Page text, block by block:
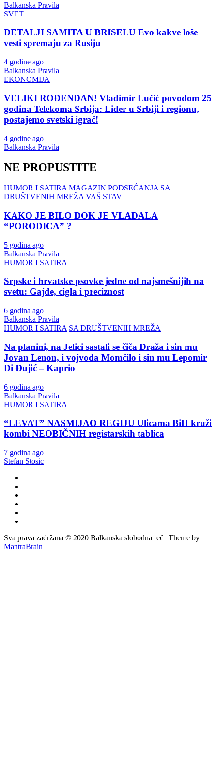
Balkanska Pravila
SVET
DETALJI SAMITA U BRISELU Evo kakve loše
vesti spremaju za Rusiju
4 godine ago
Balkanska Pravila
EKONOMIJA
VELIKI ROĐENDAN! Vladimir Lučić povodom 25
godina Telekoma Srbija: Lider u Srbiji i regionu,
postajemo svetski igrač!
4 godine ago
Balkanska Pravila
NE PROPUSTITE
HUMOR I SATIRA MAGAZIN PODSEĆANJA SA
DRUŠTVENIH MREŽA VAŠ STAV
KAKO JE BILO DOK JE VLADALA
“PORODICA” ?
5 godina ago
Balkanska Pravila
HUMOR I SATIRA
Srpske i hrvatske psovke jedne od najsmešnijih na
svetu: Gajde, cigla i preciznost
6 godina ago
Balkanska Pravila
HUMOR I SATIRA SA DRUŠTVENIH MREŽA
Na planini, na Jelici sastali se čiča Draža i sin mu
Jovan Lenon, i vojvoda Momčilo i sin mu Lepomir
Di Đujić – Kaprio
6 godina ago
Balkanska Pravila
HUMOR I SATIRA
“LEVAT” NASMIJAO REGIJU Ulicama BiH kruži
kombi NEOBIČNIH registarskih tablica
7 godina ago
Stefan Stosic
Sva prava zadržana © 2020 Balkanska slobodna reč | Theme by
MantraBrain